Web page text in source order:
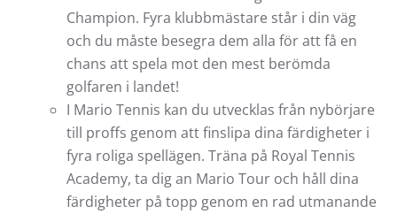
Champion. Fyra klubbmästare står i din väg
och du måste besegra dem alla för att få en
chans att spela mot den mest berömda
golfaren i landet!
I Mario Tennis kan du utvecklas från nybörjare
till proffs genom att finslipa dina färdigheter i
fyra roliga spellägen. Träna på Royal Tennis
Academy, ta dig an Mario Tour och håll dina
färdigheter på topp genom en rad utmanande